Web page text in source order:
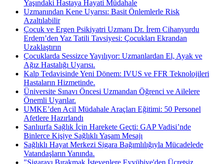
Yaşındaki Hastaya Hayati Müdahale
Uzmanından Kene Uyarısı: Basit Önlemlerle Risk
Azaltılabilir
Çocuk ve Ergen Psikiyatri Uzmanı Dr. İrem Cihanyurdu
Erdem’den Yaz Tatili Tavsiyesi: Çocukları Ekrandan
Uzaklaştırın
Çocuklarda Sessizce Yayılıyor: Uzmanlardan El, Ayak ve
Ağız Hastalığı Uyarısı.
Kalp Tedavisinde Yeni Dönem: IVUS ve FFR Teknolojileri
Hastaların Hizmetinde.
Üniversite Sınavı Öncesi Uzmandan Öğrenci ve Ailelere
Önemli Uyarılar.
UMKE’den Acil Müdahale Araçları Eğitimi: 50 Personel
Afetlere Hazırlandı
Şanlıurfa Sağlık İçin Harekete Geçti: GAP Vadisi’nde
Binlerce Kişiye Sağlıklı Yaşam Mesajı
Sağlıklı Hayat Merkezi Sigara Bağımlılığıyla Mücadelede
Vatandaşların Yanında.
"Sigarayı Bırakmak İsteyenlere Eyyübiye'den Ücretsiz